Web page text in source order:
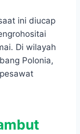
ini diucap
Di wilayah
Polonia,